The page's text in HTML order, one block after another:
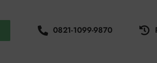
0821-1099-9870